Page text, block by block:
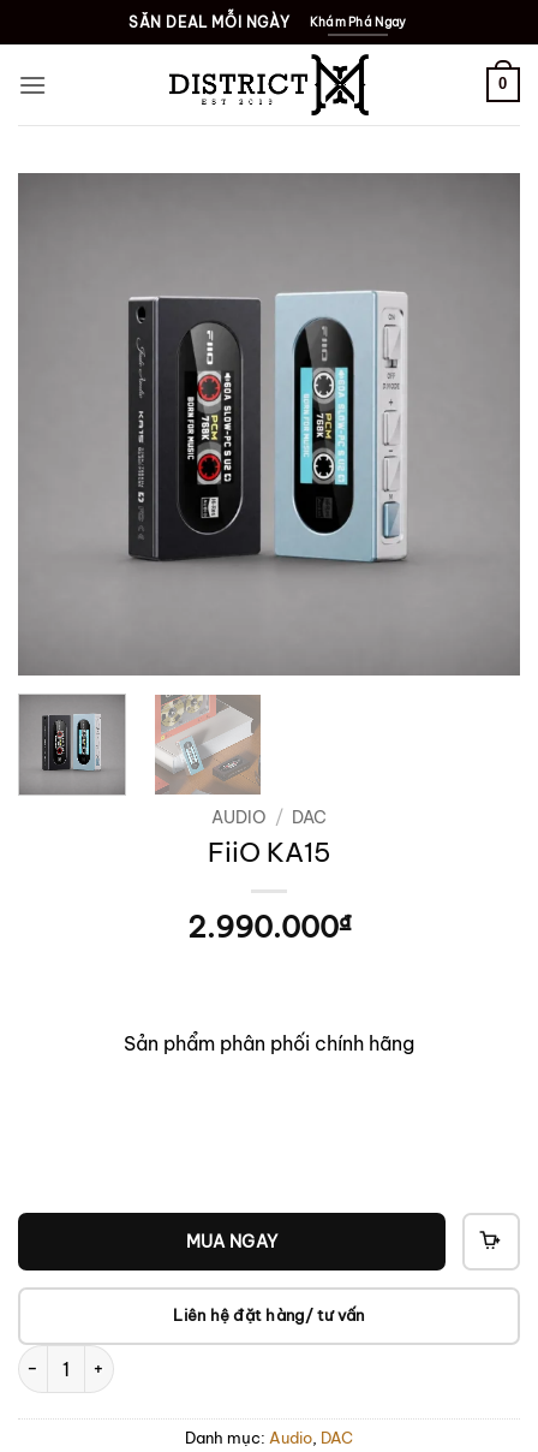
qua
nội
SĂN DEAL MỖI NGÀY Khám Phá Ngay
0
AUDIO / DAC
FiiO KA15
2.990.000₫
Sản phẩm phân phối chính hãng
MUA NGAY
Liên hệ đặt hàng/ tư vấn
FiiO KA15 số lượng
Danh mục: Audio DAC